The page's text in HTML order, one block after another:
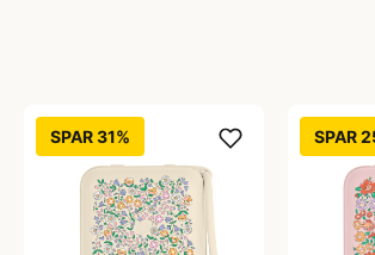
SPAR 31% SPAR